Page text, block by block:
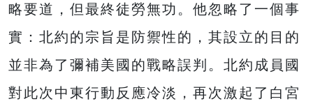
略要道，但最終徒勞無功。他忽略了一個事
實：北約的宗旨是防禦性的，其設立的目的
並非為了彌補美國的戰略誤判。北約成員國
對此次中東行動反應冷淡，再次激起了白宮